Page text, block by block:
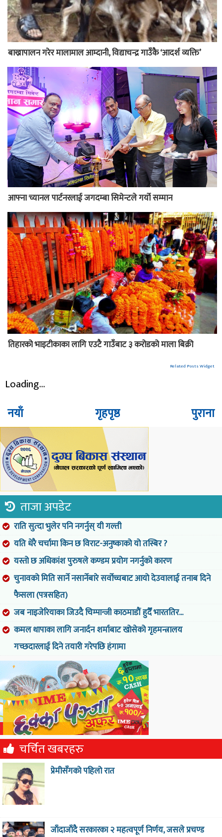
बाख्रापालन गरेर मालामाल आम्दानी, विद्याचन्द्र गाउँकै ‘आदर्श व्यक्ति’
आफ्ना च्यानल पार्टनरलाई जगदम्बा सिमेन्टले गर्यो सम्मान
तिहारको भाइटीकाका लागि एउटै गाउँबाट ३ करोडको माला बिक्री
Related Posts Widget
Loading...
नयाँ पुराना
गृहपृष्ठ
ताजा अपडेट
राति सुत्दा भुलेर पनि नगर्नुस् यी गल्ती
यति धेरै चर्चामा किन छ विराट-अनुष्काको यो तस्बिर ?
यस्तो छ अधिकांश पुरुषले कण्डम प्रयोग नगर्नुको कारण
चुनावको मिति सार्ने नसार्नेबारे सर्वोच्चबाट आयो देउवालाई तनाब दिने
फैसला (पत्रसहित)
जब नाइजेरियाका जिउदै चिम्पान्जी काठमाडौं हुदैँ भारततिर...
कमल थापाका लागि जनार्दन शर्माबाट खोसेको गृहमन्त्रालय
गच्छदारलाई दिने तयारी गरेपछि हंगामा
चर्चित खबरहरु
प्रेमीसँगको पहिलो रात
जाँदाजाँदै सरकारका २ महत्वपूर्ण निर्णय, जसले प्रचण्ड